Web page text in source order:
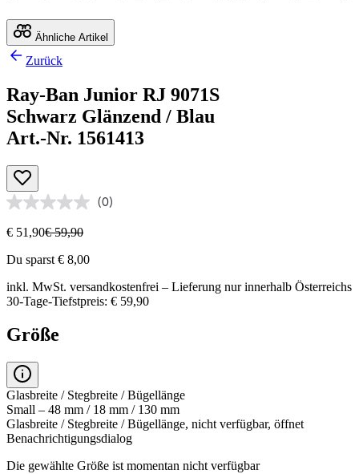
Ähnliche Artikel
Zurück
Ray-Ban Junior RJ 9071S
Schwarz Glänzend / Blau
Art.-Nr. 1561413
(0)
€ 51,90€ 59,90
Du sparst € 8,00
inkl. MwSt. versandkostenfrei – Lieferung nur innerhalb Österreichs
30-Tage-Tiefstpreis: € 59,90
Größe
Glasbreite / Stegbreite / Bügellänge
Small – 48 mm / 18 mm / 130 mm
Glasbreite / Stegbreite / Bügellänge, nicht verfügbar, öffnet
Benachrichtigungsdialog
Die gewählte Größe ist momentan nicht verfügbar